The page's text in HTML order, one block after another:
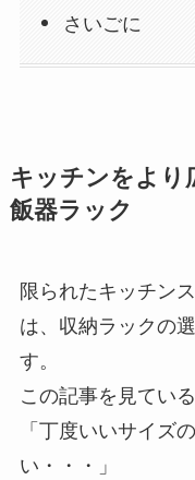
さいごに
キッチンをより
飯器ラック
限られたキッチン
は、収納ラックの
す。
この記事を見てい
「丁度いいサイズ
い・・・」